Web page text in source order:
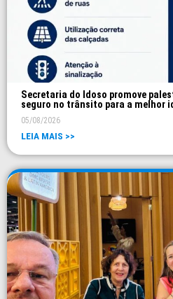
Secretaria do Idoso promove
seguro no trânsito para a melhor
05/08/2026
LEIA MAIS >>